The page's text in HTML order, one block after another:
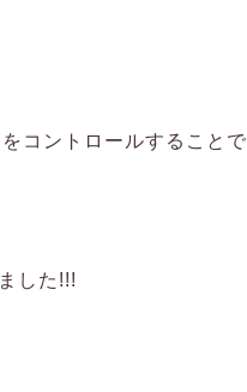
コントロールすることで
した!!!